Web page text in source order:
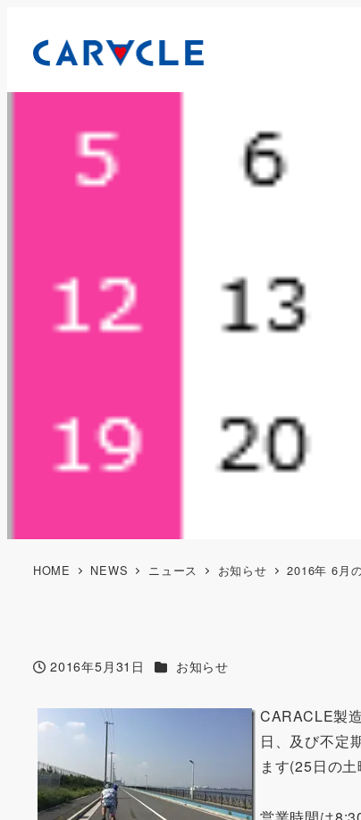
HOME NEWS ニュース お知らせ 2016年 6月
投稿日
2016年5月31日 カテゴリー
お知らせ
CARACLE製
日、及び不定
ます(25日の土